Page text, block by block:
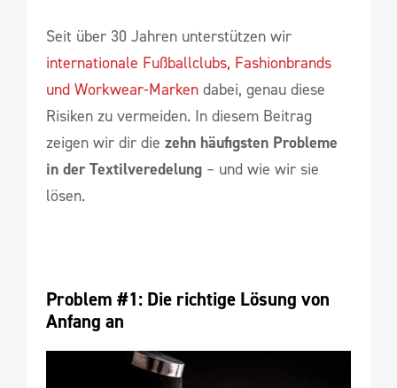
Seit über 30 Jahren unterstützen wir
internationale Fußballclubs, Fashionbrands
und Workwear-Marken dabei, genau diese
Risiken zu vermeiden. In diesem Beitrag
zeigen wir dir die zehn häufigsten Probleme
in der Textilveredelung – und wie wir sie
lösen.
Problem #1: Die richtige Lösung von
Anfang an